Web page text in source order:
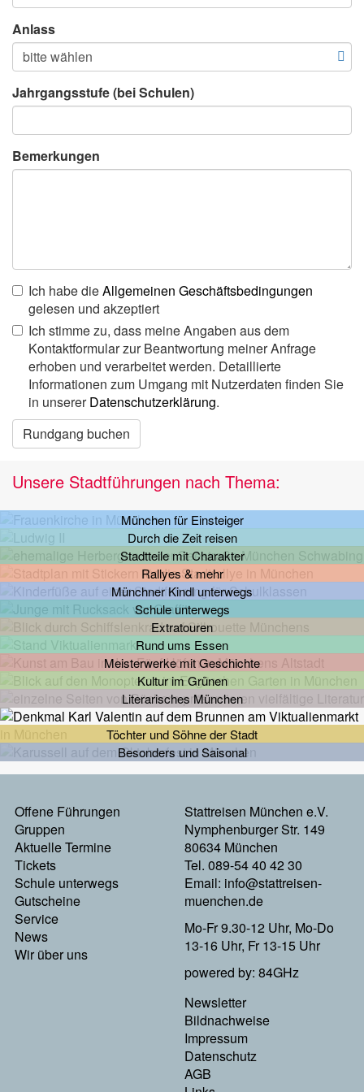
Anlass
Jahrgangsstufe (bei Schulen)
Bemerkungen
Ich habe dieAllgemeinen Geschäftsbedingungen
gelesen und akzeptiert
Ich stimme zu, dass meine Angaben aus dem
Kontaktformular zur Beantwortung meiner Anfrage
erhoben und verarbeitet werden. Detaillierte
Informationen zum Umgang mit Nutzerdaten finden Sie
in unsererDatenschutzerklärung.
Rundgang buchen
Unsere Stadtführungen nach Thema:
München für Einsteiger
Durch die Zeit reisen
Stadtteile mit Charakter
Rallyes & mehr
Münchner Kindl unterwegs
Schule unterwegs
Extratouren
Rund ums Essen
Meisterwerke mit Geschichte
Kultur im Grünen
Literarisches München
Töchter und Söhne der Stadt
Besonders und Saisonal
Footermenu
Links
Offene Führungen
Gruppen
Aktuelle Termine
Tickets
Schule unterwegs
Gutscheine
Service
News
Wir über uns
Stattreisen München e.V.
Nymphenburger Str. 149
80634 München
Tel. 089-54 40 42 30
Email: info@stattreisen-
muenchen.de
Mo-Fr 9.30-12 Uhr, Mo-Do
13-16 Uhr, Fr 13-15 Uhr
powered by: 84GHz
Footer
Menu
Newsletter
Bildnachweise
Impressum
Datenschutz
AGB